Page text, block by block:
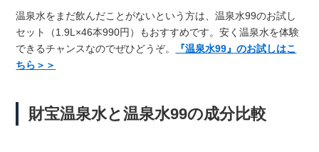
温泉水をまだ飲んだことがないという方は、温泉水99のお試し
セット（1.9L×46本990円）もおすすめです。安く温泉水を体験
できるチャンスなのでぜひどうぞ。
『温泉水99』のお試しはこ
ちら＞＞
財宝温泉水と温泉水99の成分比較